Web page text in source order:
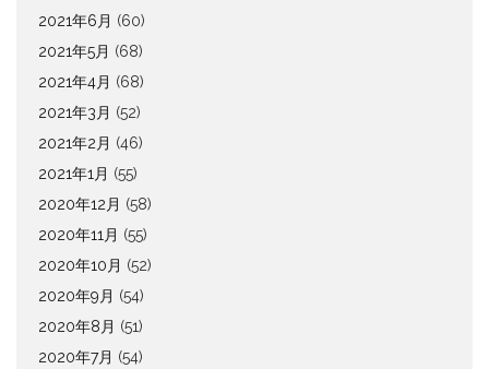
2021年6月 (60)
2021年5月 (68)
2021年4月 (68)
2021年3月 (52)
2021年2月 (46)
2021年1月 (55)
2020年12月 (58)
2020年11月 (55)
2020年10月 (52)
2020年9月 (54)
2020年8月 (51)
2020年7月 (54)